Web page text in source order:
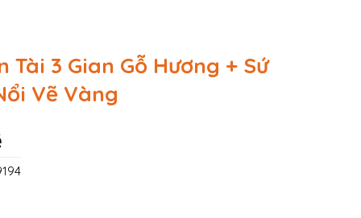
Tài 3 Gian Gỗ Hương + Sứ
Vẽ Vàng